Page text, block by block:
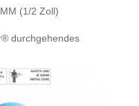
(1/2 Zoll)
durchgehendes